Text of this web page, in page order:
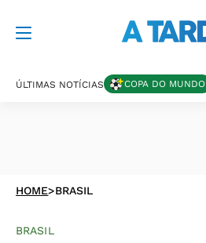
ÚLTIMAS NOTÍCIAS COPA DO MUNDO
HOME>BRASIL
BRASIL